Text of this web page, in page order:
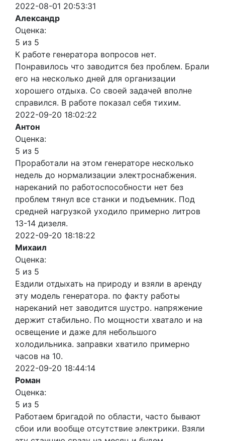
2022-08-01 20:53:31
Александр
Оценка:
5 из 5
К работе генератора вопросов нет.
Понравилось что заводится без проблем. Брали
его на несколько дней для организации
хорошего отдыха. Со своей задачей вполне
справился. В работе показал себя тихим.
2022-09-20 18:02:22
Антон
Оценка:
5 из 5
Проработали на этом генераторе несколько
недель до нормализации электроснабжения.
нареканий по работоспособности нет без
проблем тянул все станки и подъемник. Под
средней нагрузкой уходило примерно литров
13-14 дизеля.
2022-09-20 18:18:22
Михаил
Оценка:
5 из 5
Ездили отдыхать на природу и взяли в аренду
эту модель генератора. по факту работы
нареканий нет заводится шустро. напряжение
держит стабильно. По мощности хватало и на
освещение и даже для небольшого
холодильника. заправки хватило примерно
часов на 10.
2022-09-20 18:44:14
Роман
Оценка:
5 из 5
Работаем бригадой по области, часто бывают
сбои или вообще отсутствие электрики. Взяли